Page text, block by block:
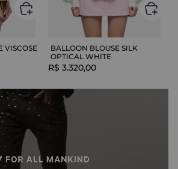
VISCOSE
BALLOON BLOUSE SILK
OPTICAL WHITE
R$ 3.320,00